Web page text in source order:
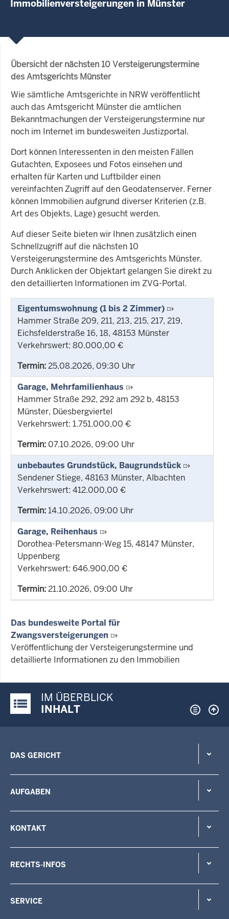
Immobilienversteigerungen in Münster
Übersicht der nächsten 10 Versteigerungstermine
des Amtsgerichts Münster
Wie sämtliche Amtsgerichte in NRW veröffentlicht
auch das Amtsgericht Münster die amtlichen
Bekanntmachungen der Versteigerungstermine nur
noch im Internet im bundesweiten Justizportal.
Dort können Interessenten in den meisten Fällen
Gutachten, Exposees und Fotos einsehen und
erhalten für Karten und Luftbilder einen
vereinfachten Zugriff auf den Geodatenserver. Ferner
können Immobilien aufgrund diverser Kriterien (z.B.
Art des Objekts, Lage) gesucht werden.
Auf dieser Seite bieten wir Ihnen zusätzlich einen
Schnellzugriff auf die nächsten 10
Versteigerungstermine des Amtsgerichts Münster.
Durch Anklicken der Objektart gelangen Sie direkt zu
den detaillierten Informationen im ZVG-Portal.
Eigentumswohnung (1 bis 2 Zimmer)
Hammer Straße 209, 211, 213, 215, 217, 219,
Eichsfelderstraße 16, 18, 48153 Münster
Verkehrswert: 80.000,00 €
Termin:25.08.2026, 09:30 Uhr
Garage, Mehrfamilienhaus
Hammer Straße 292, 292 am 292 b, 48153
Münster, Düesbergviertel
Verkehrswert: 1.751.000,00 €
Termin:07.10.2026, 09:00 Uhr
unbebautes Grundstück, Baugrundstück
Sendener Stiege, 48163 Münster, Albachten
Verkehrswert: 412.000,00 €
Termin:14.10.2026, 09:00 Uhr
Garage, Reihenhaus
Dorothea-Petersmann-Weg 15, 48147 Münster,
Uppenberg
Verkehrswert: 646.900,00 €
Termin:21.10.2026, 09:00 Uhr
Das bundesweite Portal für
Zwangsversteigerungen
Veröffentlichung der Versteigerungstermine und
detaillierte Informationen zu den Immobilien
Justiz-Portal im Überblick:
IM ÜBERBLICK
INHALT
DAS GERICHT
AUFGABEN
KONTAKT
RECHTS-INFOS
SERVICE